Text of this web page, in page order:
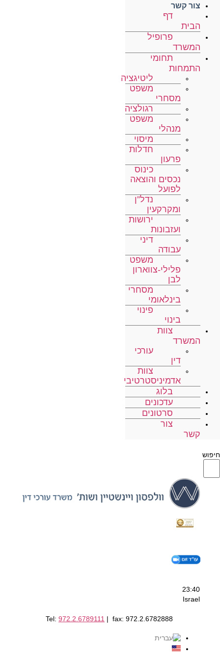
צור קשר
דף
הבית
פרופיל
המשרד
תחומי
התמחות
ליטיגציה
משפט
מסחרי
רגולציה
משפט
מנהלי
מיסוי
חדלות
פרעון
כינוס
נכסים והוצאה
לפועל
נדל”ן
ומקרקעין
ירושות
ועזבונות
דיני
עבודה
משפט
פלילי-צווארון
לבן
מסחרי
בינלאומי
פינוי
בינוי
צוות
המשרד
עורכי
דין
צוות
אדמיניסטרטיבי
בלוג
עדכונים
סרטונים
צור
קשר
חיפוש
23:40
Israel
Tel: 972.2.6789111 | fax: 972.2.6782888